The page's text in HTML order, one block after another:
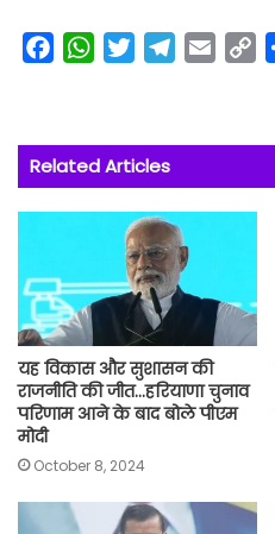
e
b
W
t
s
t
t
r
e
a
m
i
y
Related Articles
यह विकास और सुशासन की
राजनीति की जीत…हरियाणा चुनाव
परिणाम आने के बाद बोले पीएम
मोदी
October 8, 2024